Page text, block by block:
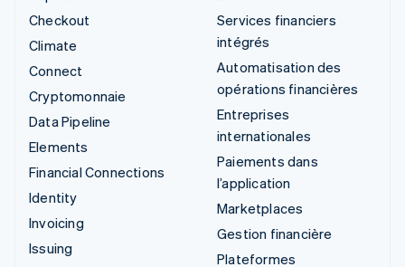
Checkout
Climate
Connect
Cryptomonnaie
Data Pipeline
Elements
Financial Connections
Identity
Invoicing
Issuing
Services financiers
intégrés
Automatisation des
opérations financières
Entreprises
internationales
Paiements dans
l’application
Marketplaces
Gestion financière
Plateformes